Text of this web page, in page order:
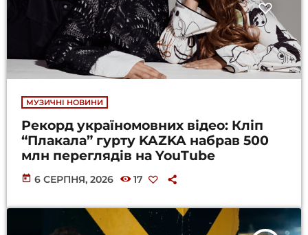
МУЗИЧНІ НОВИНИ
Рекорд україномовних відео: Кліп
“Плакала” гурту KAZKA набрав 500
млн переглядів на YouTube
today 6 СЕРПНЯ, 2026 17